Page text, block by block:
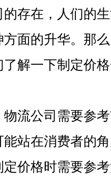
存在，人们的
面的升华。那
解一下制定价
流公司需要参
站在消费者的
价格时需要参